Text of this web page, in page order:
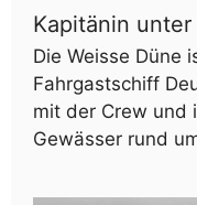
Kapitänin
Die Weisse Düne
Fahrgastschiff
mit der Crew und
Gewässer rund